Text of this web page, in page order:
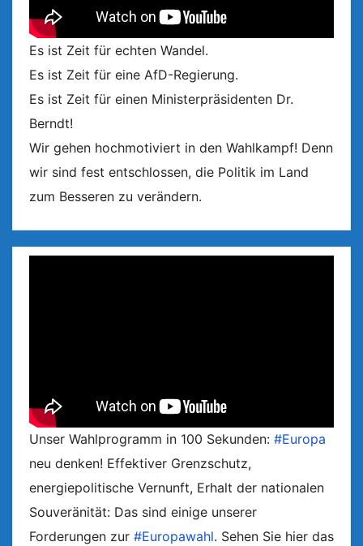
Es ist Zeit für echten Wandel.
Es ist Zeit für eine AfD-Regierung.
Es ist Zeit für einen Ministerpräsidenten Dr.
Berndt!
Wir gehen hochmotiviert in den Wahlkampf! Denn
wir sind fest entschlossen, die Politik im Land
zum Besseren zu verändern.
Unser Wahlprogramm in 100 Sekunden: #Europa
neu denken! Effektiver Grenzschutz,
energiepolitische Vernunft, Erhalt der nationalen
Souveränität: Das sind einige unserer
Forderungen zur #Europawahl. Sehen Sie hier das